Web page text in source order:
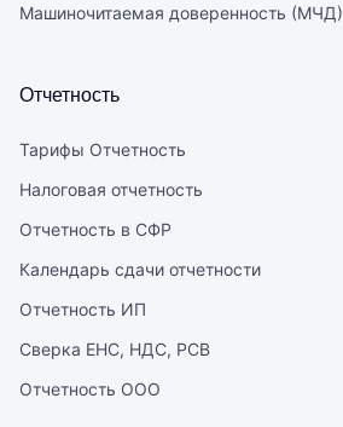
Машиночитаемая доверенность (МЧД)
Отчетность
Тарифы Отчетность
Налоговая отчетность
Отчетность в СФР
Календарь сдачи отчетности
Отчетность ИП
Сверка ЕНС, НДС, РСВ
Отчетность ООО